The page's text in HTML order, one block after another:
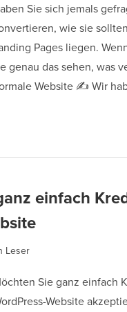
Sie sich jemals
wie sie
Pages liegen.
genau das sehen, was
Website ✍ Wir
einfach
Leser
Sie ganz einfach
Website